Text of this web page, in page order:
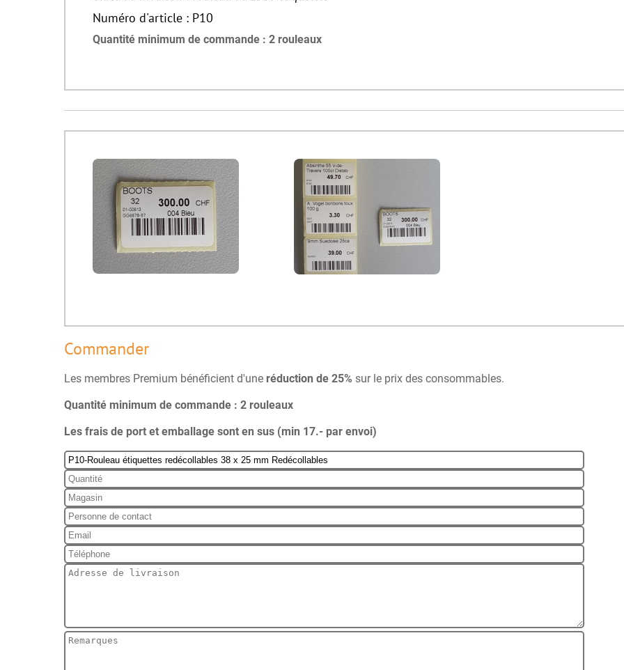
Numéro d'article : P10
Quantité minimum de commande : 2 rouleaux
Commander
Les membres Premium bénéficient d'une réduction de 25% sur le prix des consommables.
Quantité minimum de commande : 2 rouleaux
Les frais de port et emballage sont en sus (min 17.- par envoi)